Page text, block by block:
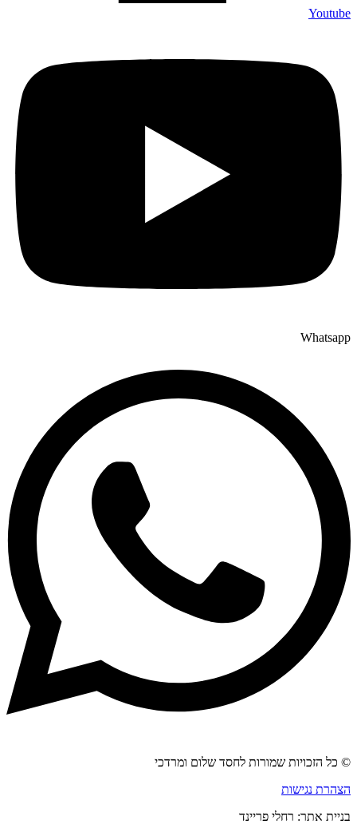
Youtube
Whatsapp
© כל הזכויות שמורות לחסד שלום ומרדכי
הצהרת נגישות
בניית אתר: רחלי פריינד